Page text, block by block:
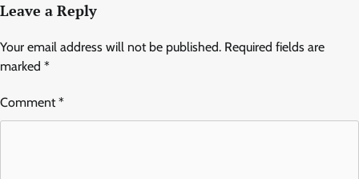
Leave a Reply
Your email address will not be published. Required fields are
marked *
Comment*